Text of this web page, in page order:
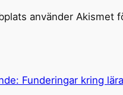
använder Akismet
Funderingar kring